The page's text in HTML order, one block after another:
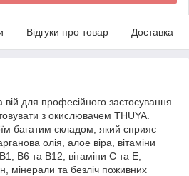
Відгуки про товар Доставка
для професійного застосування.
з окислювачем THUYA.
багатим складом, який сприяє
олія, алое віра, вітаміни
В6 та В12, вітаміни С та Е,
мінерали та безліч поживних